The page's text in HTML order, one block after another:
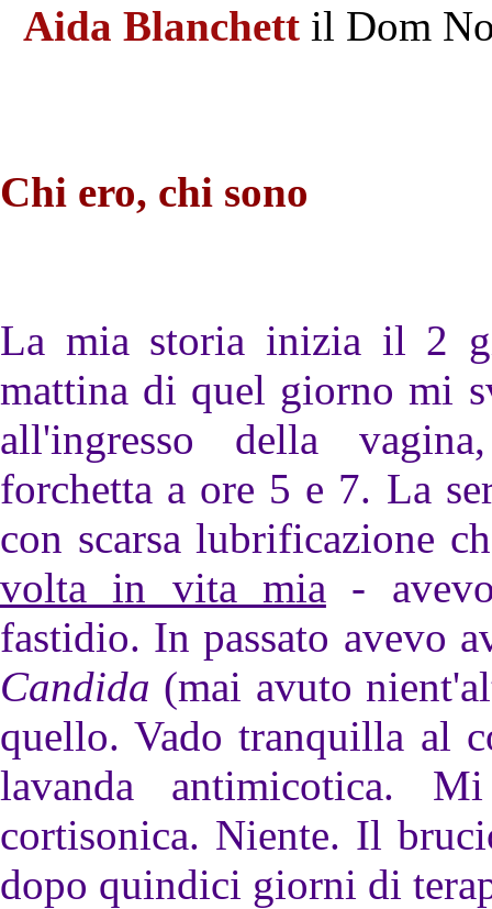
Aida Blanchett il Dom
Chi ero, chi sono
La mia storia inizia il 2
mattina di quel giorno mi
all'ingresso della
forchetta a ore 5 e 7. La
con scarsa lubrificazione
volta in vita mia -
fastidio. In passato avevo
Candida (mai avuto
quello. Vado tranquilla al
lavanda antimicotica.
cortisonica. Niente. Il
dopo quindici giorni di